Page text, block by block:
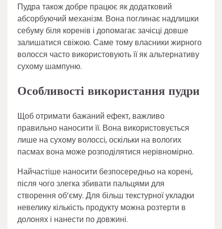
Пудра також добре працює як додатковий
абсорбуючий механізм. Вона поглинає надлишки
себуму біля коренів і допомагає зачісці довше
залишатися свіжою. Саме тому власники жирного
волосся часто використовують її як альтернативу
сухому шампуню.
Особливості використання пудри
Щоб отримати бажаний ефект, важливо
правильно наносити її. Вона використовується
лише на сухому волоссі, оскільки на вологих
пасмах вона може розподілятися нерівномірно.
Найчастіше наносити безпосередньо на корені,
після чого злегка збивати пальцями для
створення об’єму. Для більш текстурної укладки
невелику кількість продукту можна розтерти в
долонях і нанести по довжині.